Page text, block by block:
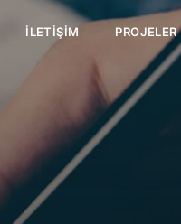
İLETIŞIM PROJELER